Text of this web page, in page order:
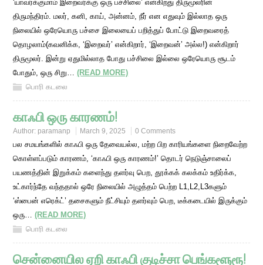
‘யாவர்க்குமாம் இறைவர்க்கு ஒரு பச்சிலை’ என்கிறது திருமூலரின்
திருமந்திரம். மலர், கனி, காய், அன்னம், நீர் என எதுவும் இல்லாத ஒரு
நிலையில் ஒரேயொரு பச்சை இலையைப் பறித்துப் போட்டு இறைவரைத்
தொழலாம்(கவனிக்க, ‘இறைவர்’ என்கிறார், ‘இறைவன்’ அல்ல!) என்கிறார்
திருமூலர். இன்று ஏதுமில்லாத போது பச்சிலை இல்லை ஒரேயொரு சூடம்
போதும், ஒரு சிறு…(READ MORE)
பொரி கடலை
காஃபி ஒரு காரணம்!
Author: paramanp March 9, 2025 0 Comments
பல சமயங்களில் காஃபி ஒரு தேவையல்ல, மற்ற பிற காரியங்களை நிறைவேற்ற
கொள்ளப்படும் காரணம், ‘காஃபி ஒரு காரணம்!’ தொடர் நெடுஞ்சாலைப்
பயணத்தின் இறுக்கம் களைந்து தளர்வு பெற, தூக்கக் கலக்கம் உதிர்க்க,
உட்கார்ந்தே வந்ததால் ஒரே நிலையில் அழுத்தம் பெற்ற L1,L2,L3களும்
‘ஸ்பைன் எரெக்ட்’ தசைகளும் நீட்சியும் தளர்வும் பெற, டீக்கடையில் இருக்கும்
ஒரு…(READ MORE)
பொரி கடலை
சென்னையில ஏறி காஃபி குடிச்சா பெங்களூரூ!